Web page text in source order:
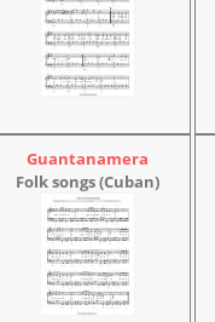
Guantanamera
Folk songs (Cuban)